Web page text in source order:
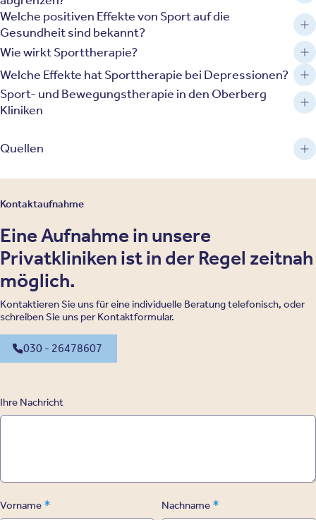
Welche positiven Effekte von Sport auf die
Gesundheit sind bekannt?
Wie wirkt Sporttherapie?
Welche Effekte hat Sporttherapie bei Depressionen?
Sport- und Bewegungstherapie in den Oberberg
Kliniken
Quellen
Kontaktaufnahme
Eine Aufnahme in unsere
Privatkliniken ist in der Regel zeitnah
möglich.
Kontaktieren Sie uns für eine individuelle Beratung telefonisch, oder
schreiben Sie uns per Kontaktformular.
030 - 26478607
Ihre Nachricht
Vorname * Nachname *